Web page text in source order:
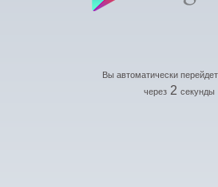
Вы автоматически
через 2 секунды